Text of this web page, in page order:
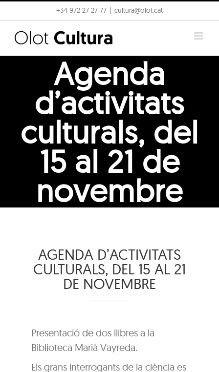
to
content
+34 972 27 27 77 cultura@olot.cat
Agenda
d’activitats
culturals, del
15 al 21 de
novembre
AGENDA D’ACTIVITATS
CULTURALS, DEL 15 AL 21
DE NOVEMBRE
Presentació de dos llibres a la
Biblioteca Marià Vayreda.
Els grans interrogants de la ciència es